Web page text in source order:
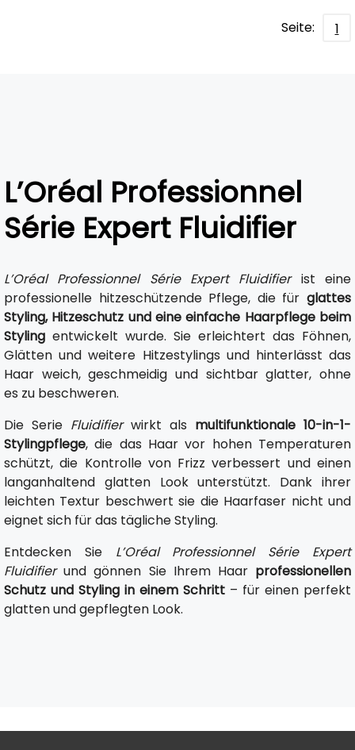
Seite: 1
L’Oréal Professionnel
Série Expert Fluidifier
L’Oréal Professionnel Série Expert Fluidifierist eine
professionelle hitzeschützende Pflege, die für glattes
Styling, Hitzeschutz und eine einfache Haarpflege beim
Styling entwickelt wurde. Sie erleichtert das Föhnen,
Glätten und weitere Hitzestylings und hinterlässt das
Haar weich, geschmeidig und sichtbar glatter, ohne
es zu beschweren.
Die Serie Fluidifierwirkt als multifunktionale 10-in-1-
Stylingpflege, die das Haar vor hohen Temperaturen
schützt, die Kontrolle von Frizz verbessert und einen
langanhaltend glatten Look unterstützt. Dank ihrer
leichten Textur beschwert sie die Haarfaser nicht und
eignet sich für das tägliche Styling.
Entdecken Sie L’Oréal Professionnel Série Expert
Fluidifierund gönnen Sie Ihrem Haar professionellen
Schutz und Styling in einem Schritt – für einen perfekt
glatten und gepflegten Look.